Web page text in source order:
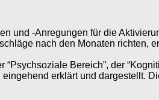
und -Anregungen für die
nach den Monaten richten,
Bereich”, der
erklärt und dargestellt.